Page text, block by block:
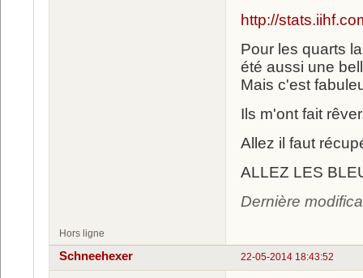
http://
Pour les quarts
été aussi une
Mais c'est
Ils m'ont fait
Allez il faut
ALLEZ LES
Dernière
Hors ligne
22-05-2014 18:43:52
Schneehexer